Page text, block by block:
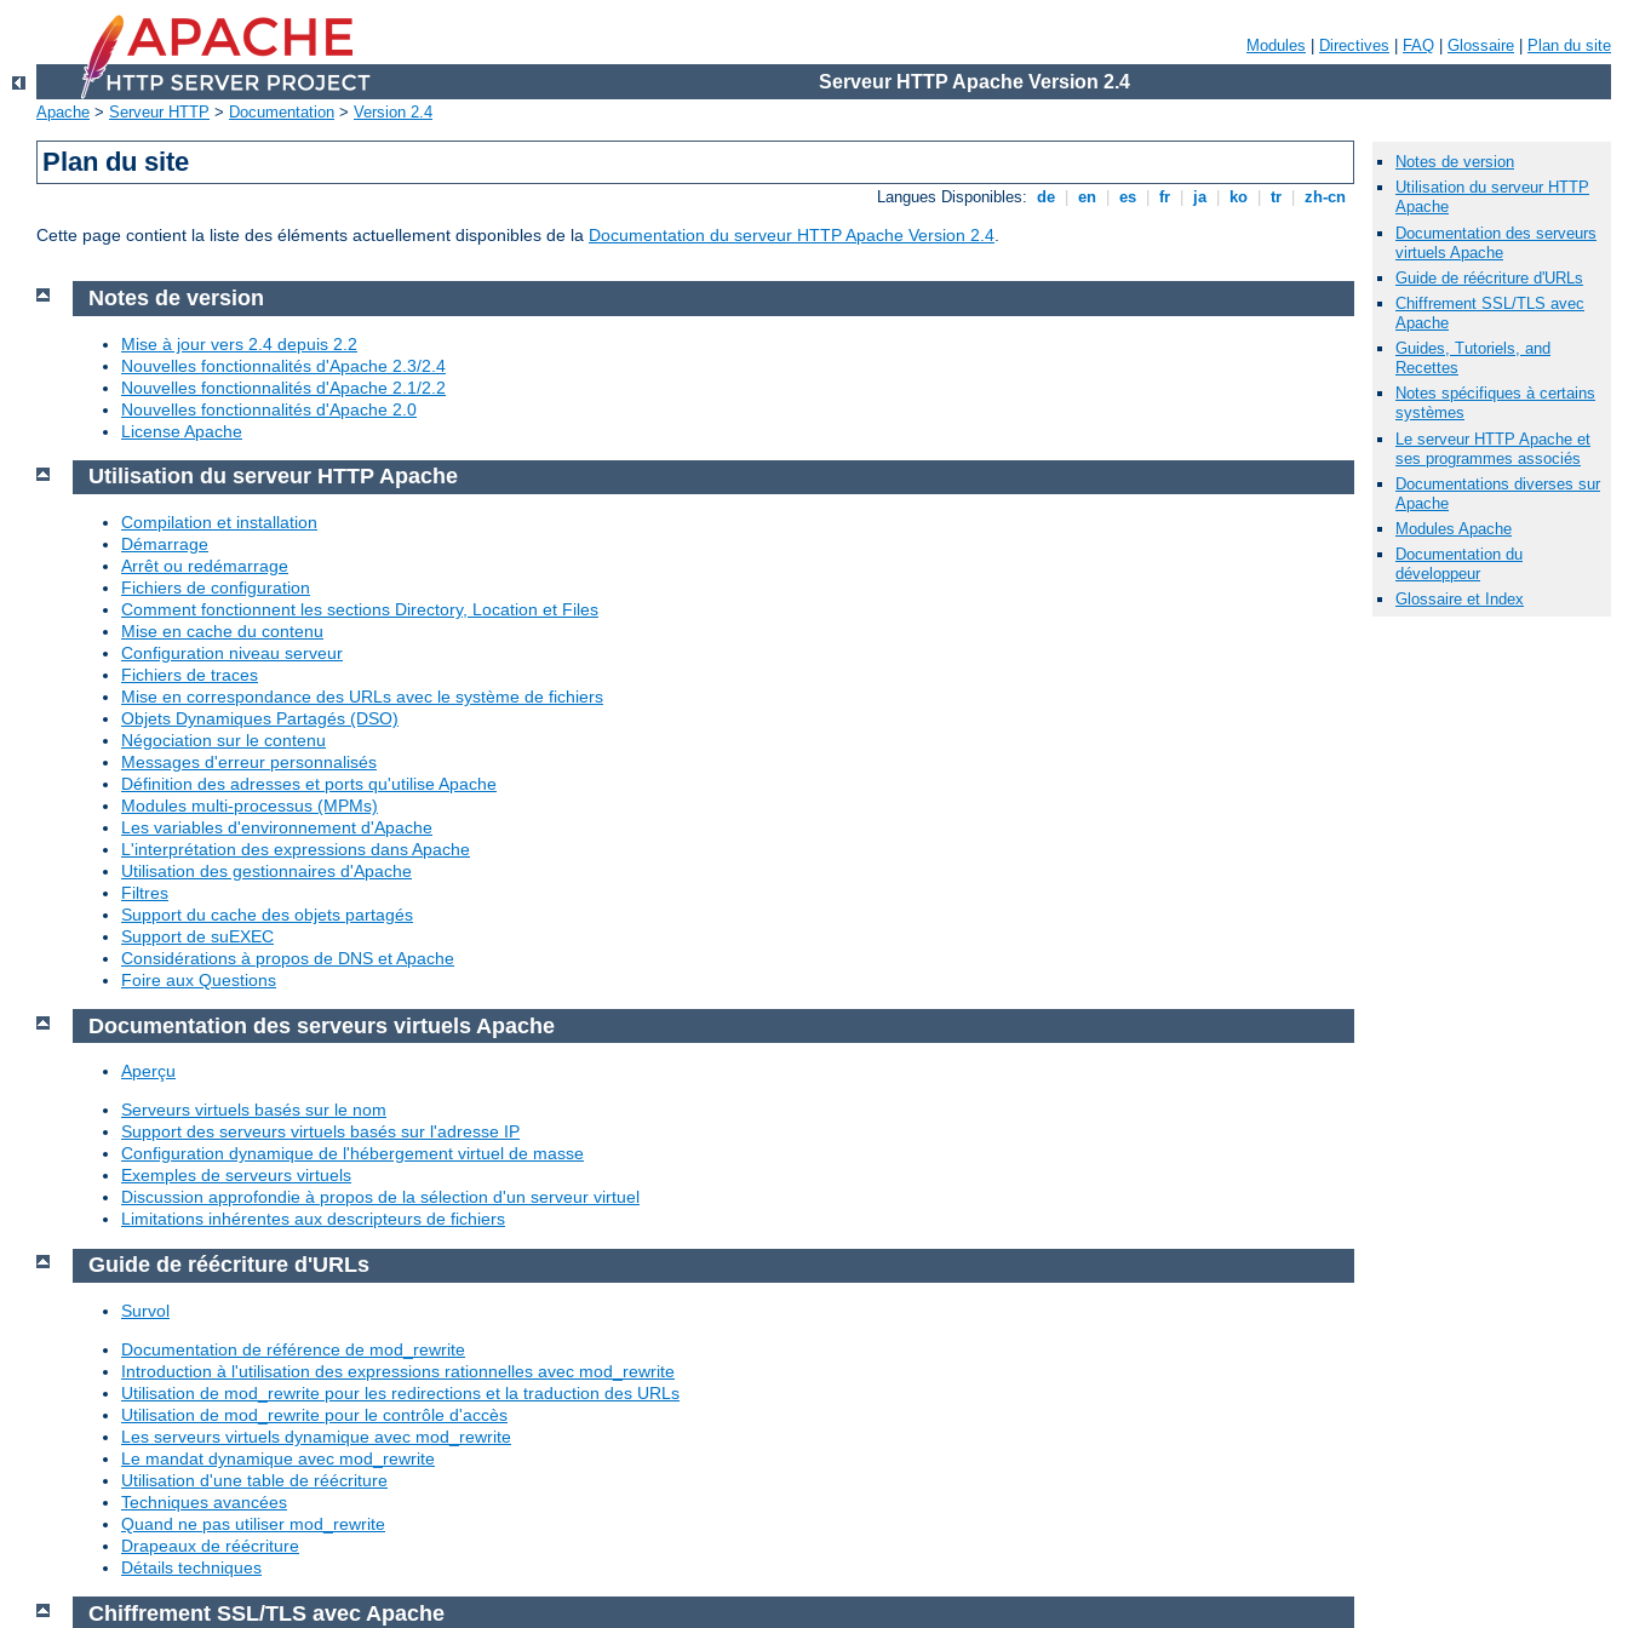
Modules Directives FAQ Glossaire Plan du site
Serveur HTTP Apache Version 2.4
Apache > Serveur HTTP > Documentation > Version 2.4
Plan du site
Langues Disponibles: de en es fr ja ko tr zh-cn
Cette page contient la liste des éléments actuellement disponibles de la Documentation du serveur HTTP Apache Version 2.4.
Notes de version
Utilisation du serveur HTTP
Apache
Documentation des serveurs
virtuels Apache
Guide de réécriture d'URLs
Chiffrement SSL/TLS avec
Apache
Guides, Tutoriels, and
Recettes
Notes spécifiques à certains
systèmes
Le serveur HTTP Apache et
ses programmes associés
Documentations diverses sur
Apache
Modules Apache
Documentation du
développeur
Glossaire et Index
Notes de version
Mise à jour vers 2.4 depuis 2.2
Nouvelles fonctionnalités d'Apache 2.3/2.4
Nouvelles fonctionnalités d'Apache 2.1/2.2
Nouvelles fonctionnalités d'Apache 2.0
License Apache
Utilisation du serveur HTTP Apache
Compilation et installation
Démarrage
Arrêt ou redémarrage
Fichiers de configuration
Comment fonctionnent les sections Directory, Location et Files
Mise en cache du contenu
Configuration niveau serveur
Fichiers de traces
Mise en correspondance des URLs avec le système de fichiers
Objets Dynamiques Partagés (DSO)
Négociation sur le contenu
Messages d'erreur personnalisés
Définition des adresses et ports qu'utilise Apache
Modules multi-processus (MPMs)
Les variables d'environnement d'Apache
L'interprétation des expressions dans Apache
Utilisation des gestionnaires d'Apache
Filtres
Support du cache des objets partagés
Support de suEXEC
Considérations à propos de DNS et Apache
Foire aux Questions
Documentation des serveurs virtuels Apache
Aperçu
Serveurs virtuels basés sur le nom
Support des serveurs virtuels basés sur l'adresse IP
Configuration dynamique de l'hébergement virtuel de masse
Exemples de serveurs virtuels
Discussion approfondie à propos de la sélection d'un serveur virtuel
Limitations inhérentes aux descripteurs de fichiers
Guide de réécriture d'URLs
Survol
Documentation de référence de mod_rewrite
Introduction à l'utilisation des expressions rationnelles avec mod_rewrite
Utilisation de mod_rewrite pour les redirections et la traduction des URLs
Utilisation de mod_rewrite pour le contrôle d'accès
Les serveurs virtuels dynamique avec mod_rewrite
Le mandat dynamique avec mod_rewrite
Utilisation d'une table de réécriture
Techniques avancées
Quand ne pas utiliser mod_rewrite
Drapeaux de réécriture
Détails techniques
Chiffrement SSL/TLS avec Apache